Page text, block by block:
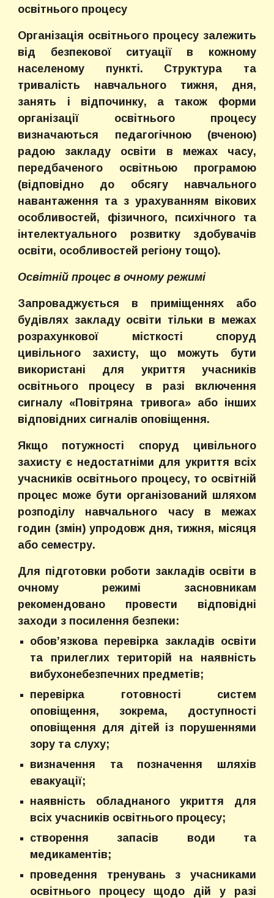
освітнього процесу
Організація освітнього процесу залежить
від безпекової ситуації в кожному
населеному пункті. Структура та
тривалість навчального тижня, дня,
занять і відпочинку, а також форми
організації освітнього процесу
визначаються педагогічною (вченою)
радою закладу освіти в межах часу,
передбаченого освітньою програмою
(відповідно до обсягу навчального
навантаження та з урахуванням вікових
особливостей, фізичного, психічного та
інтелектуального розвитку здобувачів
освіти, особливостей регіону тощо).
Освітній процес в очному режимі
Запроваджується в приміщеннях або
будівлях закладу освіти тільки в межах
розрахункової місткості споруд
цивільного захисту, що можуть бути
використані для укриття учасників
освітнього процесу в разі включення
сигналу «Повітряна тривога» або інших
відповідних сигналів оповіщення.
Якщо потужності споруд цивільного
захисту є недостатніми для укриття всіх
учасників освітнього процесу, то освітній
процес може бути організований шляхом
розподілу навчального часу в межах
годин (змін) упродовж дня, тижня, місяця
або семестру.
Для підготовки роботи закладів освіти в
очному режимі засновникам
рекомендовано провести відповідні
заходи з посилення безпеки:
обов’язкова перевірка закладів освіти
та прилеглих територій на наявність
вибухонебезпечних предметів;
перевірка готовності систем
оповіщення, зокрема, доступності
оповіщення для дітей із порушеннями
зору та слуху;
визначення та позначення шляхів
евакуації;
наявність обладнаного укриття для
всіх учасників освітнього процесу;
створення запасів води та
медикаментів;
проведення тренувань з учасниками
освітнього процесу щодо дій у разі